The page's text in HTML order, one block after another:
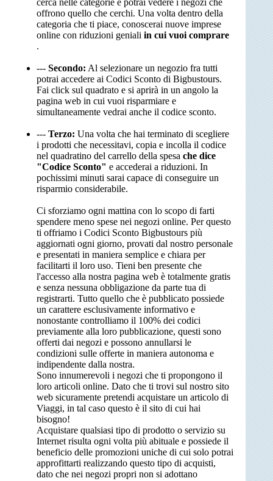
offrono quello che cerchi. Una volta dentro della
categoria che ti piace, conoscerai nuove imprese
online con riduzioni geniali in cui vuoi comprare
.
--- Secondo: Al selezionare un negozio fra tutti
potrai accedere ai Codici Sconto di Bigbustours.
Fai click sul quadrato e si aprirà in un angolo la
pagina web in cui vuoi risparmiare e
simultaneamente vedrai anche il codice sconto.
--- Terzo: Una volta che hai terminato di scegliere
i prodotti che necessitavi, copia e incolla il codice
nel quadratino del carrello della spesa che dice
"Codice Sconto" e accederai a riduzioni. In
pochissimi minuti sarai capace di conseguire un
risparmio considerabile.
Ci sforziamo ogni mattina con lo scopo di farti
spendere meno spese nei negozi online. Per questo
ti offriamo i Codici Sconto Bigbustours più
aggiornati ogni giorno, provati dal nostro personale
e presentati in maniera semplice e chiara per
facilitarti il loro uso. Tieni ben presente che
l'accesso alla nostra pagina web è totalmente gratis
e senza nessuna obbligazione da parte tua di
registrarti. Tutto quello che è pubblicato possiede
un carattere esclusivamente informativo e
nonostante controlliamo il 100% dei codici
previamente alla loro pubblicazione, questi sono
offerti dai negozi e possono annullarsi le
condizioni sulle offerte in maniera autonoma e
indipendente dalla nostra.
Sono innumerevoli i negozi che ti propongono il
loro articoli online. Dato che ti trovi sul nostro sito
web sicuramente pretendi acquistare un articolo di
Viaggi, in tal caso questo è il sito di cui hai
bisogno!
Acquistare qualsiasi tipo di prodotto o servizio su
Internet risulta ogni volta più abituale e possiede il
beneficio delle promozioni uniche di cui solo potrai
approfittarti realizzando questo tipo di acquisti,
dato che nei negozi propri non si adottano